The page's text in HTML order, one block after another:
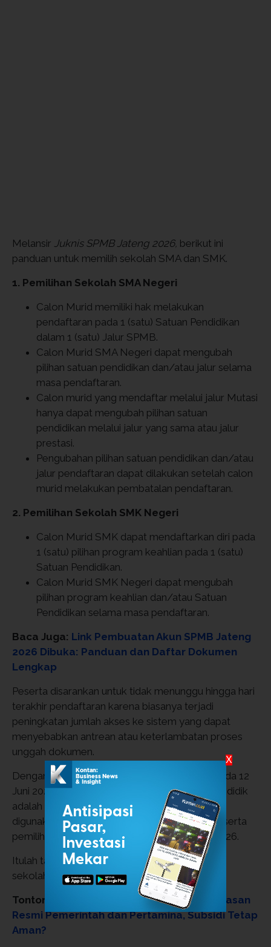
Melansir Juknis SPMB Jateng 2026, berikut ini
panduan untuk memilih sekolah SMA dan SMK.
1. Pemilihan Sekolah SMA Negeri
Calon Murid memiliki hak melakukan
pendaftaran pada 1 (satu) Satuan Pendidikan
dalam 1 (satu) Jalur SPMB.
Calon Murid SMA Negeri dapat mengubah
pilihan satuan pendidikan dan/atau jalur selama
masa pendaftaran.
Calon murid yang mendaftar melalui jalur Mutasi
hanya dapat mengubah pilihan satuan
pendidikan melalui jalur yang sama atau jalur
prestasi.
Pengubahan pilihan satuan pendidikan dan/atau
jalur pendaftaran dapat dilakukan setelah calon
murid melakukan pembatalan pendaftaran.
2. Pemilihan Sekolah SMK Negeri
Calon Murid SMK dapat mendaftarkan diri pada
1 (satu) pilihan program keahlian pada 1 (satu)
Satuan Pendidikan.
Calon Murid SMK Negeri dapat mengubah
pilihan program keahlian dan/atau Satuan
Pendidikan selama masa pendaftaran.
Baca Juga: Link Pembuatan Akun SPMB Jateng
2026 Dibuka: Panduan dan Daftar Dokumen
Lengkap
Peserta disarankan untuk tidak menunggu hingga hari
terakhir pendaftaran karena biasanya terjadi
peningkatan jumlah akses ke sistem yang dapat
menyebabkan antrean atau keterlambatan proses
unggah dokumen.
Dengan berakhirnya masa pembuatan akun pada 12
Juni 2026, fokus berikutnya bagi calon peserta didik
adalah memastikan akun telah aktif dan siap
digunakan untuk mengikuti tahap pendaftaran serta
pemilihan sekolah yang dibuka mulai 15 Juni 2026.
Itulah tahapan aktivasi akun sebelum pemilihan
sekolah pada SPMB Jateng 2026.
Tonton:
Harga Pertamax Naik Tajam! Ini Alasan
Resmi Pemerintah dan Pertamina, Subsidi Tetap
Aman?
X